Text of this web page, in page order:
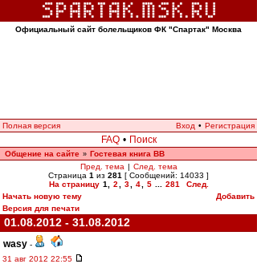
Официальный сайт болельщиков ФК "Спартак" Москва
Полная версия Вход • Регистрация
FAQ • Поиск
Общение на сайте » Гостевая книга ВВ
Пред. тема | След. тема
Страница 1 из 281 [ Сообщений: 14033 ]
На страницу 1 2 3 4 5 281
След.
Начать новую тему
Добавить
Версия для печати
01.08.2012 - 31.08.2012
wasy -
31 авг 2012 22:55